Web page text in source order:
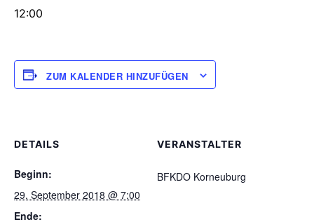
12:00
ZUM KALENDER HINZUFÜGEN
DETAILS
Beginn:
29. September 2018 @ 7:00
Ende:
VERANSTALTER
BFKDO Korneuburg